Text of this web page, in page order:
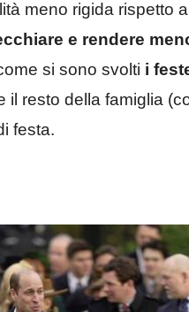
meno rigida rispetto
e rendere
si sono svolti i
il resto della famiglia
festa.